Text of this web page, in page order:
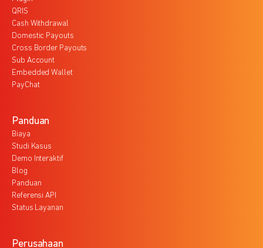
QRIS
Cash Withdrawal
Domestic Payouts
Cross Border Payouts
Sub Account
Embedded Wallet
PayChat
Panduan
Biaya
Studi Kasus
Demo Interaktif
Blog
Panduan
Referensi API
Status Layanan
Perusahaan